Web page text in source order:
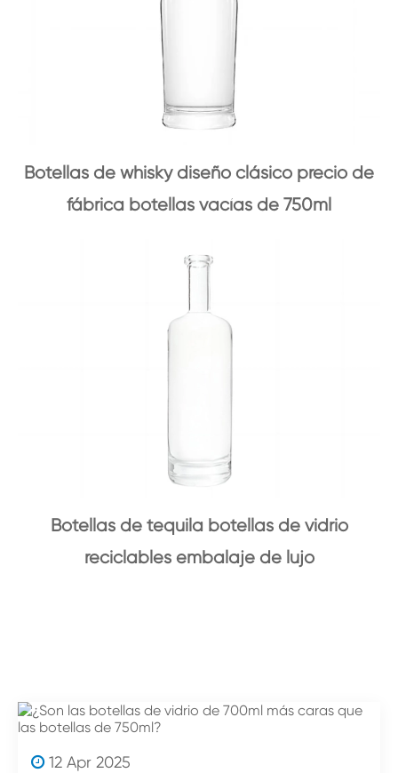
Botellas de whisky diseño clásico precio de
fábrica botellas vacías de 750ml
Botellas de tequila botellas de vidrio
reciclables embalaje de lujo
12 Apr 2025